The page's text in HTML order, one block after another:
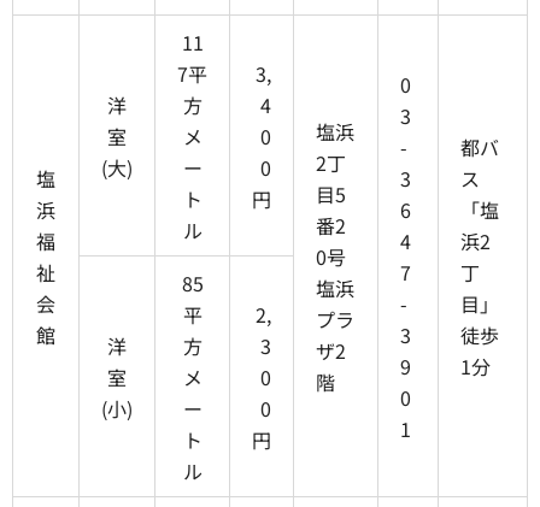
塩
浜
福
祉
会
館
洋
室
(大)
11
7平
方
メ
ー
ト
ル
3,
4
0
0
円
塩浜
2丁
目5
番2
0号
塩浜
プラ
ザ2
階
0
3
-
3
6
4
7
-
3
9
0
1
都バ
ス
「塩
浜2
丁
目」
徒歩
1分
洋
室
(小)
85
平
方
メ
ー
ト
ル
2,
3
0
0
円